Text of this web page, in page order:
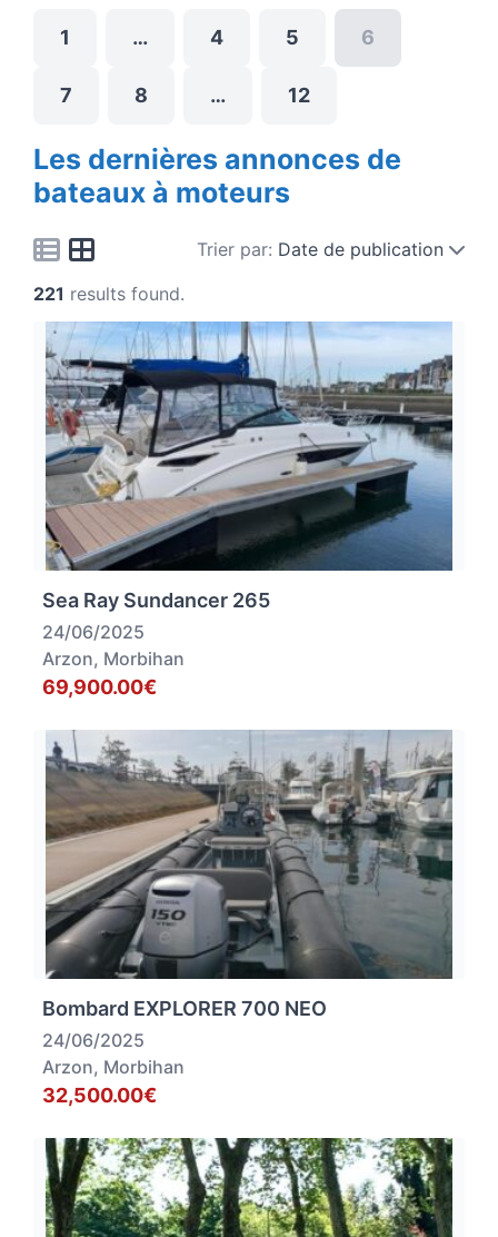
1 … 4 5 6
7 8 … 12
Les dernières annonces de
bateaux à moteurs
Trier par: Date de publication
221 results found.
Sea Ray Sundancer 265
24/06/2025
Arzon, Morbihan
69,900.00€
Bombard EXPLORER 700 NEO
24/06/2025
Arzon, Morbihan
32,500.00€